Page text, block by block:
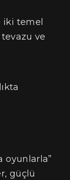
iki temel
tevazu ve
oyunlarla”
güçlü